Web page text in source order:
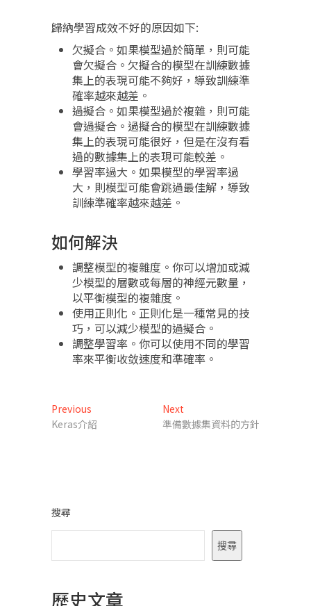
歸納學習成效不好的原因如下:
欠擬合。如果模型過於簡單，則可能
會欠擬合。欠擬合的模型在訓練數據
集上的表現可能不夠好，導致訓練準
確率越來越差。
過擬合。如果模型過於複雜，則可能
會過擬合。過擬合的模型在訓練數據
集上的表現可能很好，但是在沒有看
過的數據集上的表現可能較差。
學習率過大。如果模型的學習率過
大，則模型可能會跳過最佳解，導致
訓練準確率越來越差。
如何解決
調整模型的複雜度。你可以增加或減
少模型的層數或每層的神經元數量，
以平衡模型的複雜度。
使用正則化。正則化是一種常見的技
巧，可以減少模型的過擬合。
調整學習率。你可以使用不同的學習
率來平衡收敛速度和準確率。
文
章
Previous
post:
Keras介紹
Next
post:
準備數據集資料的方針
搜尋
搜尋
歷史文章